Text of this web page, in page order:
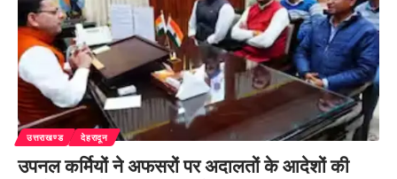
उत्तराखण्ड देहरादून
उपनल कर्मियों ने अफसरों पर अदालतों के आदेशों की